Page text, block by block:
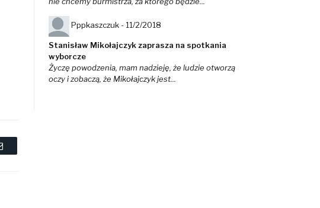
Email
Pppkaszczuk - 11/2/2018
Stanisław Mikołajczyk zaprasza na spotkania
wyborcze
Życzę powodzenia, mam nadzieję, że ludzie otworzą
oczy i zobaczą, że Mikołajczyk jest...